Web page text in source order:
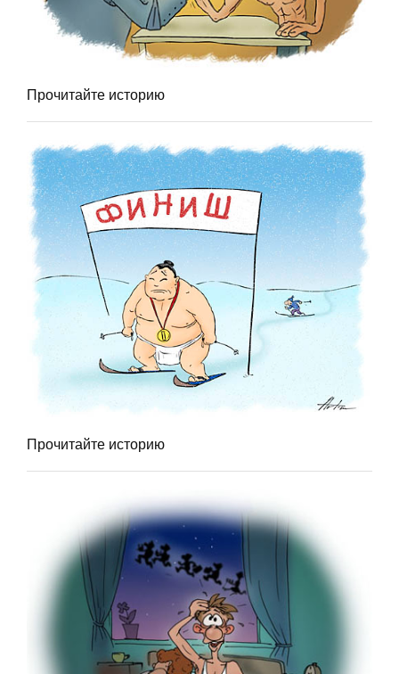
Прочитайте историю
Прочитайте историю